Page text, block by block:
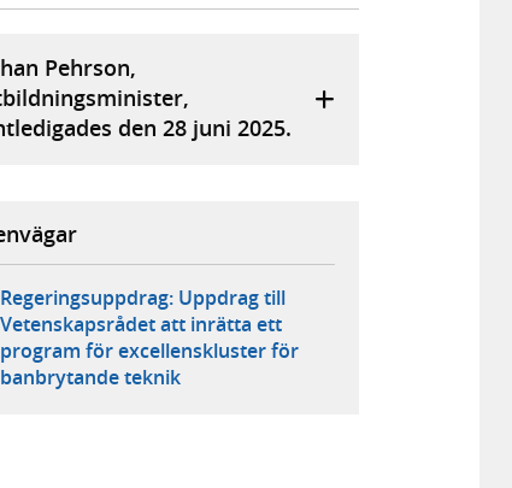
Pehrson,
den 28 juni 2025.
Regeringsuppdrag: Uppdrag till
Vetenskapsrådet att inrätta ett
program för excellenskluster för
banbrytande teknik